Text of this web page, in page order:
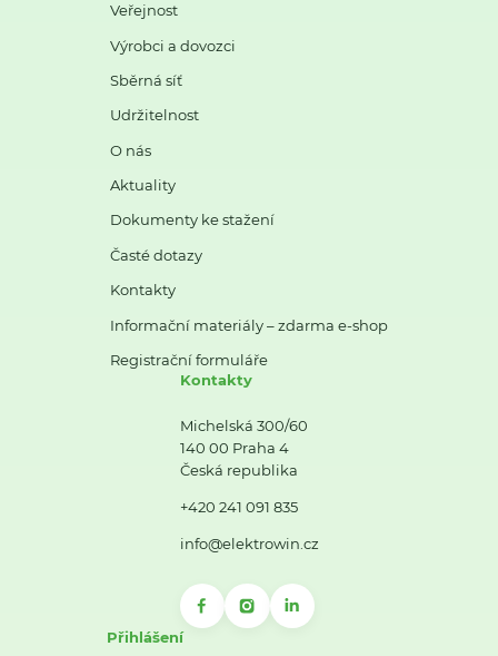
Veřejnost
Výrobci a dovozci
Sběrná síť
Udržitelnost
O nás
Aktuality
Dokumenty ke stažení
Časté dotazy
Kontakty
Informační materiály – zdarma e-shop
Registrační formuláře
Kontakty
Michelská 300/60
140 00 Praha 4
Česká republika
+420 241 091 835
info@elektrowin.cz
Přihlášení